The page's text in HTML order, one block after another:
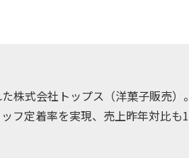
式会社トップス（洋菓子販売）
定着率を実現、売上昨年対比